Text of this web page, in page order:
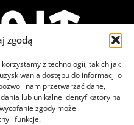
zgodą
z technologii, takich jak
dostępu do informacji o
nam przetwarzać dane,
lub unikalne identyfikatory na
zgody może
i funkcje.